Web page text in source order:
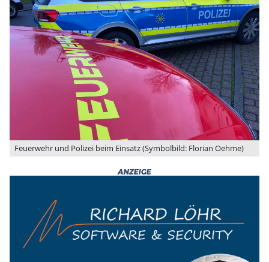
Feuerwehr und Polizei beim Einsatz (Symbolbild: Florian Oehme)